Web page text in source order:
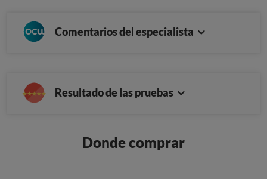
Comentarios del especialista
Resultado de las pruebas
Donde comprar